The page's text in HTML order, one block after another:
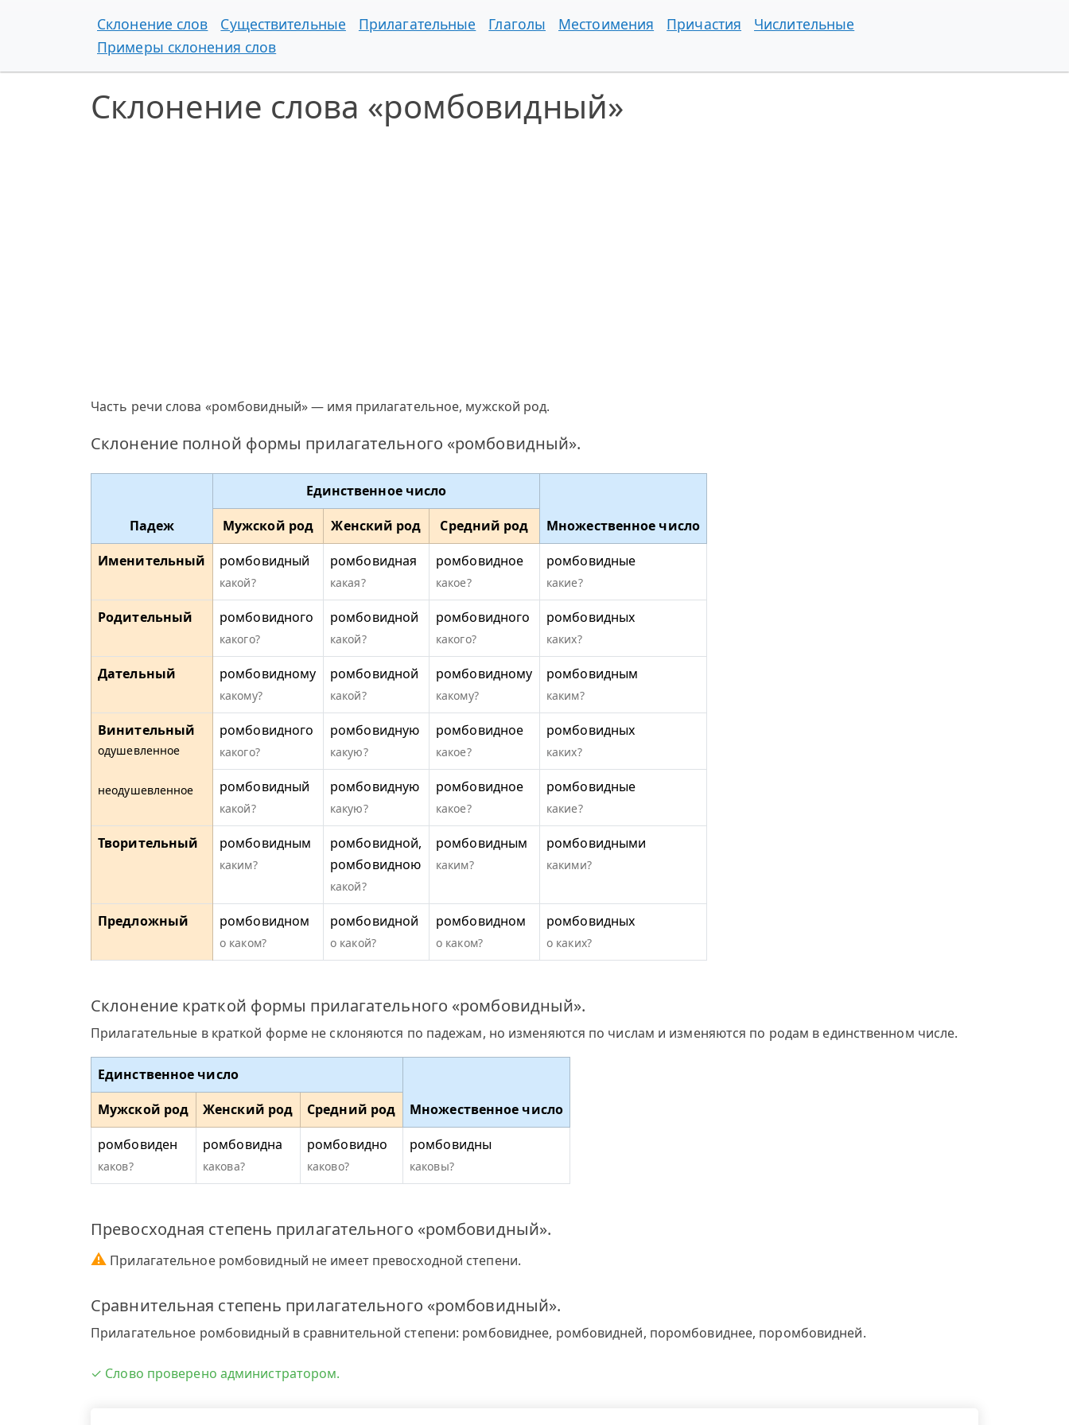
Склонение слов Существительные Прилагательные Глаголы Местоимения Причастия
Числительные
Примеры склонения слов
Склонение слова «ромбовидный»
Часть речи слова «ромбовидный» — имя прилагательное, мужской род.
Склонение полной формы прилагательного «ромбовидный».
Падеж
Единственное число
Множественное число
Мужской род Женский род
Средний род
Именительный
ромбовидный
какой?
ромбовидная
какая?
ромбовидное
какое?
ромбовидные
какие?
Родительный ромбовидного
какого?
ромбовидной
какой?
ромбовидного
какого?
ромбовидных
каких?
Дательный ромбовидному
какому?
ромбовидной
какой?
ромбовидному
какому?
ромбовидным
каким?
Винительный
одушевленное
неодушевленное
ромбовидного
какого?
ромбовидную
какую?
ромбовидное
какое?
ромбовидных
каких?
ромбовидный
какой?
ромбовидную
какую?
ромбовидное
какое?
ромбовидные
какие?
Творительный ромбовидным
каким?
ромбовидной,
ромбовидною
какой?
ромбовидным
каким?
ромбовидными
какими?
Предложный ромбовидном
о каком?
ромбовидной
о какой?
ромбовидном
о каком?
ромбовидных
о каких?
Склонение краткой формы прилагательного «ромбовидный».
Прилагательные в краткой форме не склоняются по падежам, но изменяются по числам и изменяются по родам в единственном числе.
Единственное число
Множественное число
Мужской род Женский род
Средний род
ромбовиден
каков?
ромбовидна
какова?
ромбовидно
каково?
ромбовидны
каковы?
Превосходная степень прилагательного «ромбовидный».
⚠ Прилагательное ромбовидный не имеет превосходной степени.
Сравнительная степень прилагательного «ромбовидный».
Прилагательное ромбовидный в сравнительной степени: ромбовиднее, ромбовидней, поромбовиднее, поромбовидней.
✓ Слово проверено администратором.